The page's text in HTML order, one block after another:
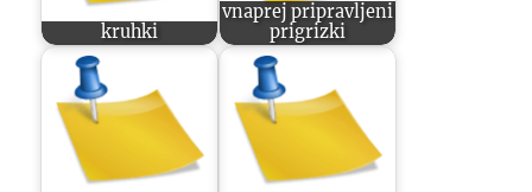
kruhki
vnaprej pripravljeni
prigrizki